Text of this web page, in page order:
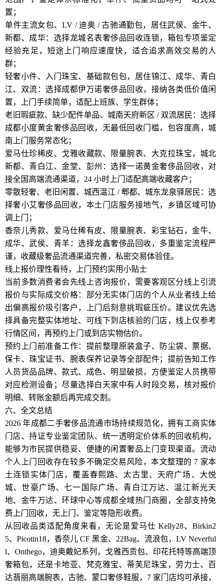
置；
单件主流女包、LV / 迪奥 / 古驰通勤包，居住武侯、金牛、
新都、成华：选择龙城名表奢侈品回收连锁，箱包专项鉴定
经验充足，短途上门响应速度快，适合追求高效交易的人
群；
轻奢小件、入门珠宝、基础款包包，居住锦江、成华、青白
江、双流：选择成都伊万诺奢侈品回收，接纳各类低价值闲
置，上门手续简单，适配上班族、学生群体；
老旧瑕疵款、缺少配件单品、城南天府新区 / 双流居民：选择
成都小度黄金奢侈品回收，无最低回收门槛，包容度高，城
南上门服务常态化；
爱马仕珍稀皮、戈雅收藏款、限量腕表、大克拉珠宝，城北
新都、青白江、金堂、彭州：选择一诺黄金奢侈品回收，对
接全国高端流通渠道，24 小时上门适配高端收藏客户；
零散轻奢、老旧闲置、城西温江 / 郫都、城东龙泉驿居民：选
择奢小艾奢侈品回收，本土门店服务接地气，乡镇区域可协
调上门；
香奈儿秀款、爱马仕稀有皮、限量腕表、彩宝钻石，金牛、
成华、武侯、青羊：选择龙鑫奢侈品回收，多重鉴定流程严
谨，收藏级奢品流通渠道完善，私密交易体验佳。
线上报价理性看待，上门预约实用小贴士
当前多数消费者会先线上咨询报价，需要客观区分线上引流
报价与实际成交价格：部分无实体门店的个人从业者线上给
出偏高报价吸引客户，上门后刻意挑瑕疵压价。建议优先选
择具备完整实体地址、可线下到店核验的门店，线上仅参考
行情区间，再预约上门或到店实物估价。
预约上门前准备工作：提前整理原装盒子、防尘袋、票据、
保卡、珠宝证书、腕表保养记录等全部配件；提前告知工作
人员货品品牌、款式、成色、明显破损，方便鉴定人员携带
对应检测设备；尽量选择白天家中有人时段交易，核对报价
明细、转账金额后再完成交割。
六、全文总结
2026 年成都二手奢侈品流通市场持续规范化，拥有工商实体
门店、持证专业鉴定团队、统一透明定价体系的回收机构，
能够为市民提供稳妥、便捷的闲置奢品上门变现渠道。流动
个人上门回收存在较多不确定交易风险，本文整理的 7 家本
土连锁实体门店，覆盖春熙路、太古里、天府广场、大悦
城、世豪广场、七一国际广场、青白江万达、温江新光天
地、金牛万达、环球中心等成都全域热门商圈，全部支持免
费上门回收，无上门、鉴定等隐形收费。
从回收品类适配角度来看，无论是爱马仕 Kelly28、Birkin2
5、Picotin18，香奈儿 CF 黑金、22Bag、流浪包，LV Neverful
l、Onthego，迪奥戴妃系列，戈雅西贡包、印花托特等高端顶
奢箱包，还是卡地亚、梵克雅宝、蒂芙尼珠宝，劳力士、百
达翡丽高端腕表，古驰、蒙口奢侈鞋服，7 家门店均可承接，